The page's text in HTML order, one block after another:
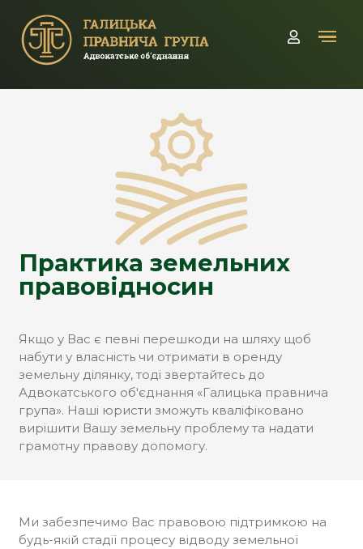
Кабінет
Практика земельних
правовідносин
Якщо у Вас є певні перешкоди на шляху щоб
набути у власність чи отримати в оренду
земельну ділянку, тоді звертайтесь до
Адвокатського об'єднання «Галицька правнича
група». Наші юристи зможуть кваліфіковано
вирішити Вашу земельну проблему та надати
грамотну правову допомогу.
Ми забезпечимо Вас правовою підтримкою на
будь-якій стадії процесу відводу земельної